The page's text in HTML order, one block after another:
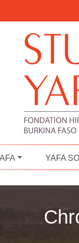
YAFA